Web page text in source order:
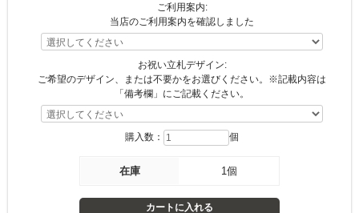
ご利用案内:
当店のご利用案内を確認しました
お祝い立札デザイン:
ご希望のデザイン、または不要かをお選びください。※記載内容は
「備考欄」にご記載ください。
購入数： 個
在庫 1個